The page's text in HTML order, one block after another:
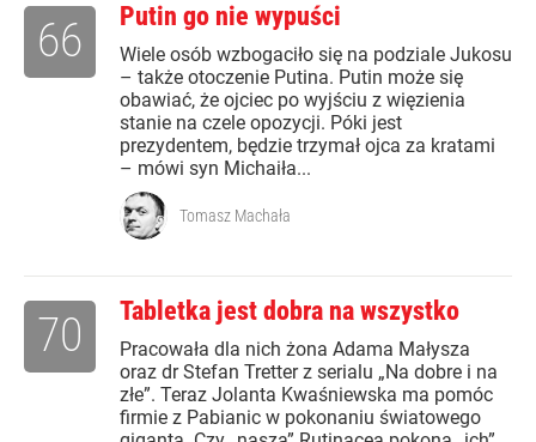
Putin go nie wypuści
Wiele osób wzbogaciło się na podziale Jukosu
– także otoczenie Putina. Putin może się
obawiać, że ojciec po wyjściu z więzienia
stanie na czele opozycji. Póki jest
prezydentem, będzie trzymał ojca za kratami
– mówi syn Michaiła...
66
Tomasz Machała
Tabletka jest dobra na wszystko
Pracowała dla nich żona Adama Małysza
oraz dr Stefan Tretter z serialu „Na dobre i na
złe”. Teraz Jolanta Kwaśniewska ma pomóc
firmie z Pabianic w pokonaniu światowego
70